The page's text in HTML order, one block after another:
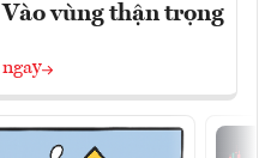
vùng thận trọng